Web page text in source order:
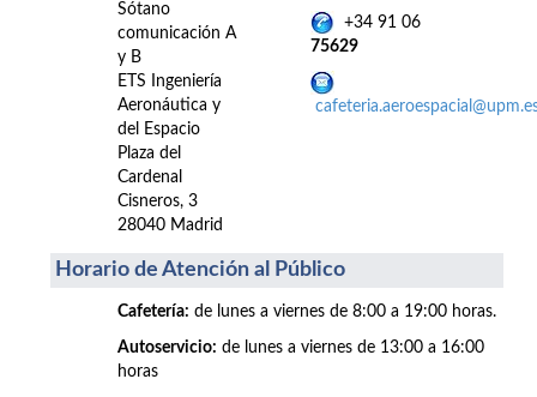
Sótano
comunicación A
y B
ETS Ingeniería
Aeronáutica y
del Espacio
Plaza del
Cardenal
Cisneros, 3
28040 Madrid
+34 91 06
75629
Horario de Atención al Público
Cafetería: de lunes a viernes de 8:00 a 19:00 horas.
Autoservicio: de lunes a viernes de 13:00 a 16:00
horas